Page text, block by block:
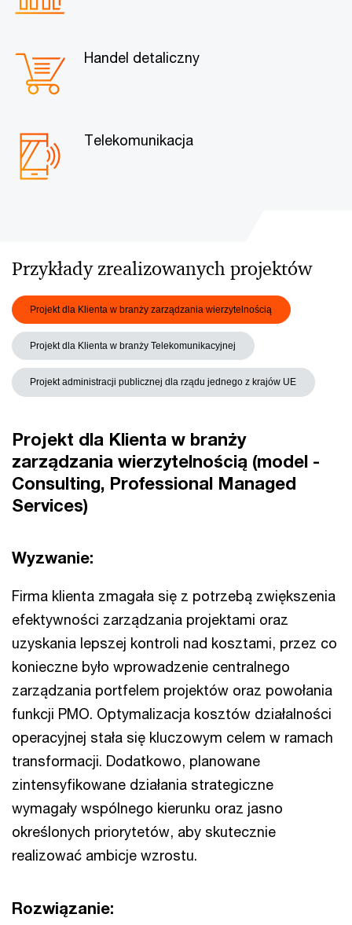
Handel detaliczny
Telekomunikacja
Przykłady zrealizowanych projektów
Projekt dla Klienta w branży zarządzania wierzytelnością
Projekt dla Klienta w branży Telekomunikacyjnej
Projekt administracji publicznej dla rządu jednego z krajów UE
Projekt dla Klienta w branży
zarządzania wierzytelnością (model -
Consulting, Professional Managed
Services)
Wyzwanie:
Firma klienta zmagała się z potrzebą zwiększenia
efektywności zarządzania projektami oraz
uzyskania lepszej kontroli nad kosztami, przez co
konieczne było wprowadzenie centralnego
zarządzania portfelem projektów oraz powołania
funkcji PMO. Optymalizacja kosztów działalności
operacyjnej stała się kluczowym celem w ramach
transformacji. Dodatkowo, planowane
zintensyfikowane działania strategiczne
wymagały wspólnego kierunku oraz jasno
określonych priorytetów, aby skutecznie
realizować ambicje wzrostu.
Rozwiązanie: